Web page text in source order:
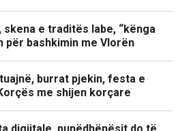
skena e traditës labe, “kënga
për bashkimin me Vlorën
burrat pjekin, festa e
me shijen korçare